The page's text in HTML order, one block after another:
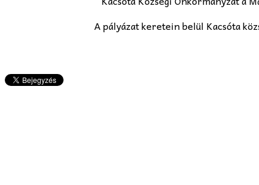
A pályázat keretein belül Kacsóta